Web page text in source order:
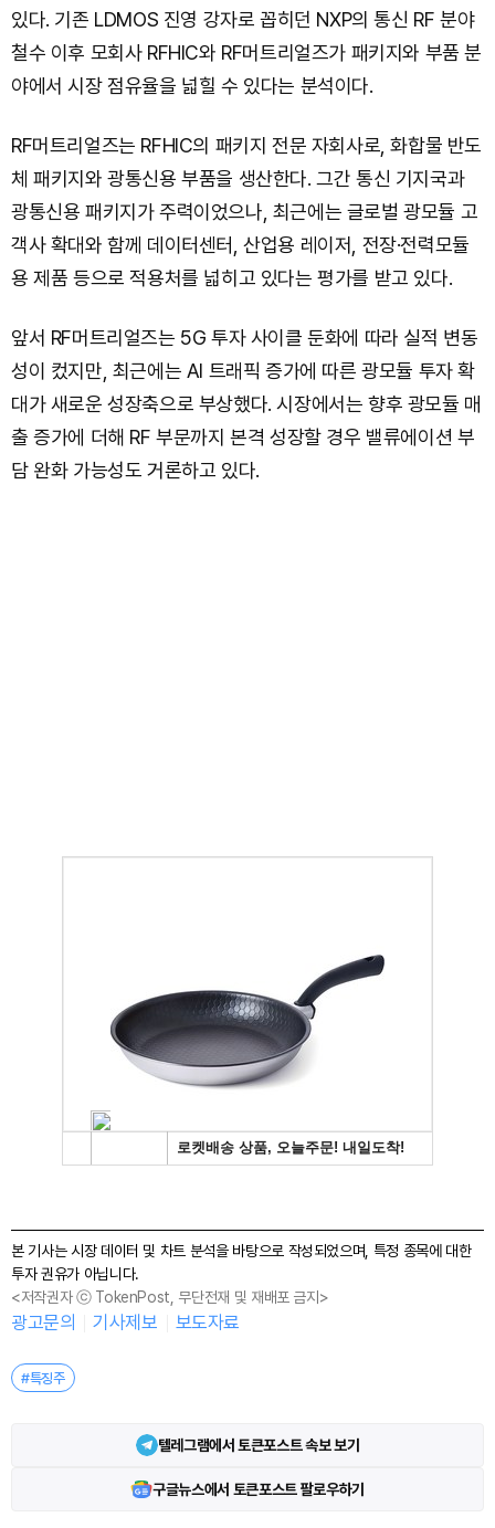
있다. 기존 LDMOS 진영 강자로 꼽히던 NXP의 통신 RF 분야
철수 이후 모회사 RFHIC와 RF머트리얼즈가 패키지와 부품 분
야에서 시장 점유율을 넓힐 수 있다는 분석이다.
RF머트리얼즈는 RFHIC의 패키지 전문 자회사로, 화합물 반도
체 패키지와 광통신용 부품을 생산한다. 그간 통신 기지국과
광통신용 패키지가 주력이었으나, 최근에는 글로벌 광모듈 고
객사 확대와 함께 데이터센터, 산업용 레이저, 전장·전력모듈
용 제품 등으로 적용처를 넓히고 있다는 평가를 받고 있다.
앞서 RF머트리얼즈는 5G 투자 사이클 둔화에 따라 실적 변동
성이 컸지만, 최근에는 AI 트래픽 증가에 따른 광모듈 투자 확
대가 새로운 성장축으로 부상했다. 시장에서는 향후 광모듈 매
출 증가에 더해 RF 부문까지 본격 성장할 경우 밸류에이션 부
담 완화 가능성도 거론하고 있다.
본 기사는 시장 데이터 및 차트 분석을 바탕으로 작성되었으며, 특정 종목에 대한
투자 권유가 아닙니다.
<저작권자 ⓒ TokenPost, 무단전재 및 재배포 금지>
광고문의 기사제보 보도자료
#특징주
텔레그램에서 토큰포스트 속보 보기
구글뉴스에서 토큰포스트 팔로우하기